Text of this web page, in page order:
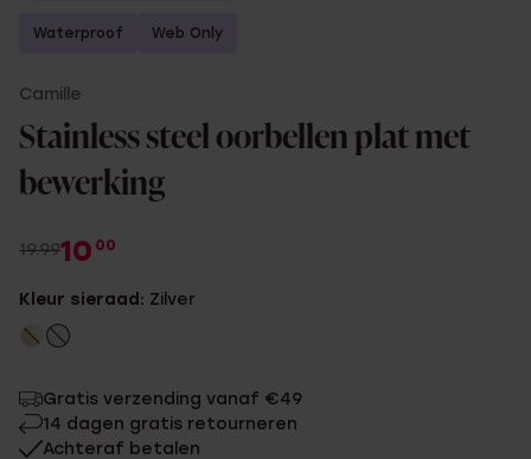
Waterproof Web Only
Camille
Stainless steel oorbellen plat met
bewerking
19.9910 00
Kleur sieraad: Zilver
Gratis verzending vanaf €49
14 dagen gratis retourneren
Achteraf betalen